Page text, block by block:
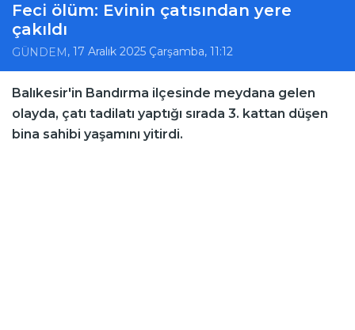
Feci ölüm: Evinin çatısından yere
çakıldı
GÜNDEM, 17 Aralık 2025 Çarşamba, 11:12
Balıkesir'in Bandırma ilçesinde meydana gelen
olayda, çatı tadilatı yaptığı sırada 3. kattan düşen
bina sahibi yaşamını yitirdi.